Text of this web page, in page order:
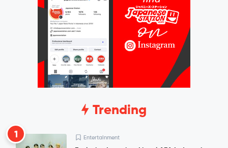
Trending
1 Entertainment